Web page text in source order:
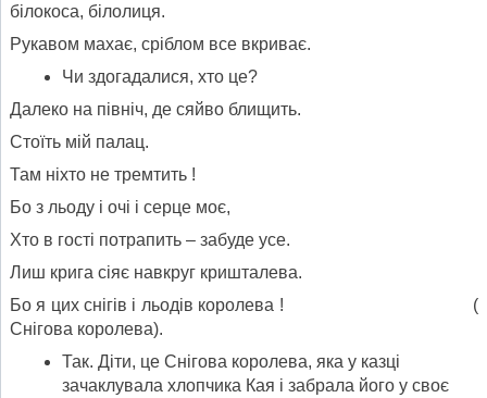
білокоса, білолиця.
Рукавом махає, сріблом все вкриває.
Чи здогадалися, хто це?
Далеко на північ, де сяйво блищить.
Стоїть мій палац.
Там ніхто не тремтить !
Бо з льоду і очі і серце моє,
Хто в гості потрапить – забуде усе.
Лиш крига сіяє навкруг кришталева.
Бо я цих снігів і льодів королева ! (
Снігова королева).
Так. Діти, це Снігова королева, яка у казці
зачаклувала хлопчика Кая і забрала його у своє